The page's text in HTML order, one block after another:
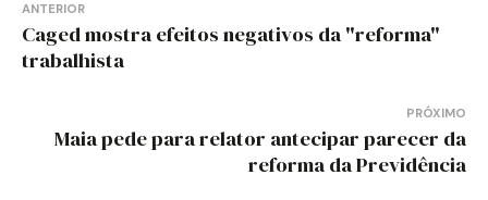
de
ANTERIOR
Caged mostra efeitos negativos da "reforma"
trabalhista
PRÓXIMO
Maia pede para relator antecipar parecer da
reforma da Previdência